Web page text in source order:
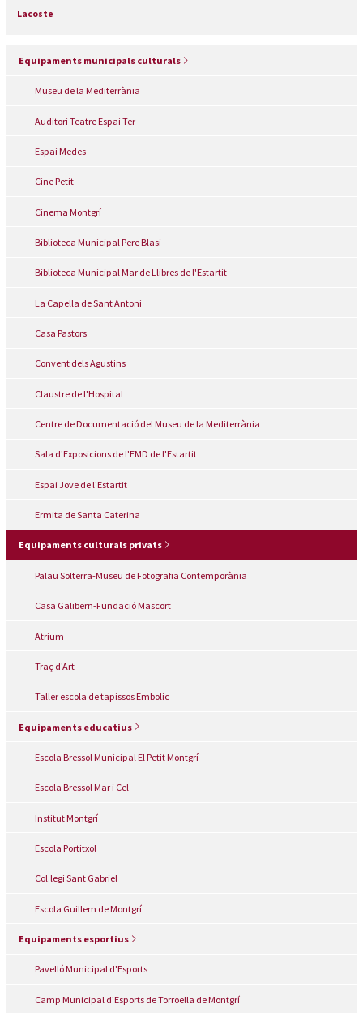
Lacoste
Equipaments municipals culturals
Museu de la Mediterrània
Auditori Teatre Espai Ter
Espai Medes
Cine Petit
Cinema Montgrí
Biblioteca Municipal Pere Blasi
Biblioteca Municipal Mar de Llibres de l'Estartit
La Capella de Sant Antoni
Casa Pastors
Convent dels Agustins
Claustre de l'Hospital
Centre de Documentació del Museu de la Mediterrània
Sala d'Exposicions de l'EMD de l'Estartit
Espai Jove de l'Estartit
Ermita de Santa Caterina
Equipaments culturals privats
Palau Solterra-Museu de Fotografia Contemporània
Casa Galibern-Fundació Mascort
Atrium
Traç d'Art
Taller escola de tapissos Embolic
Equipaments educatius
Escola Bressol Municipal El Petit Montgrí
Escola Bressol Mar i Cel
Institut Montgrí
Escola Portitxol
Col.legi Sant Gabriel
Escola Guillem de Montgrí
Equipaments esportius
Pavelló Municipal d'Esports
Camp Municipal d'Esports de Torroella de Montgrí